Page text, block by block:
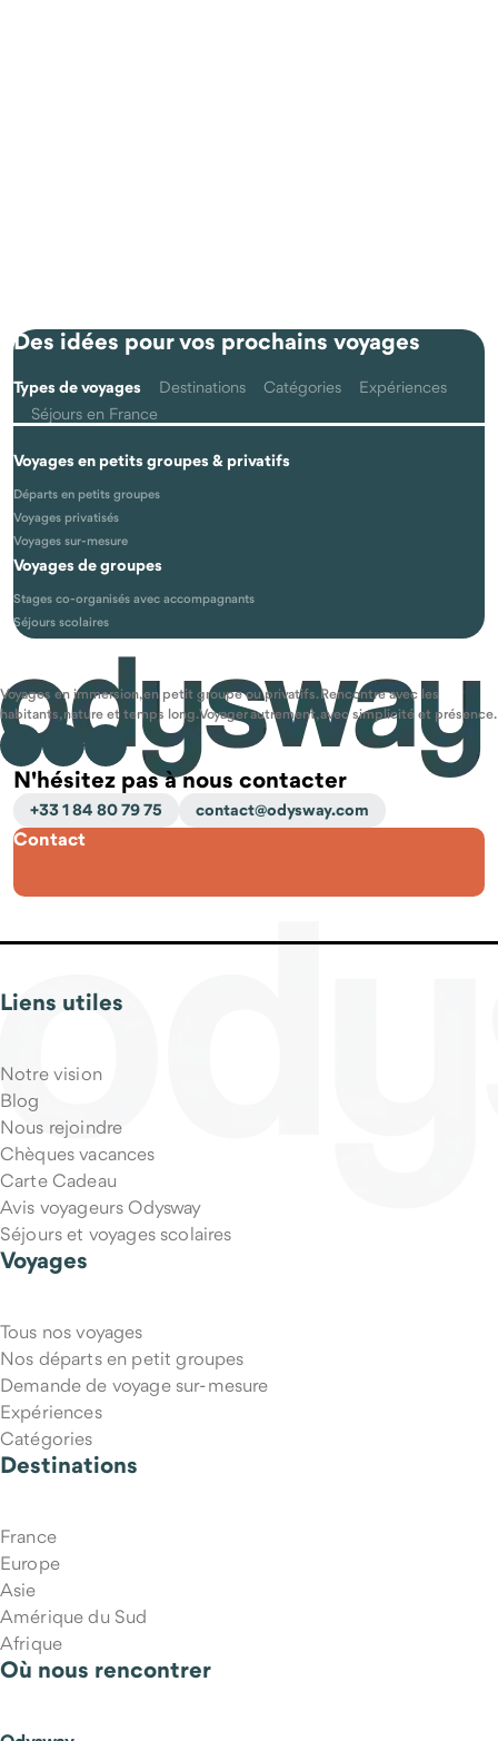
Des idées pour vos prochains voyages
Types de voyages Destinations Catégories
Expériences
Séjours en France
Voyages en petits groupes & privatifs
Départs en petits groupes
Voyages privatisés
Voyages sur-mesure
Voyages de groupes
Stages co-organisés avec accompagnants
Séjours scolaires
Voyages en immersion, en petit groupe ou privatifs. Rencontre avec les
habitants, nature et temps long. Voyager autrement, avec simplicité et présence.
N'hésitez pas à nous contacter
+33 1 84 80 79 75 contact@odysway.com
Contact
Liens utiles
Notre vision
Blog
Nous rejoindre
Chèques vacances
Carte Cadeau
Avis voyageurs Odysway
Séjours et voyages scolaires
Voyages
Tous nos voyages
Nos départs en petit groupes
Demande de voyage sur-mesure
Expériences
Catégories
Destinations
France
Europe
Asie
Amérique du Sud
Afrique
Où nous rencontrer